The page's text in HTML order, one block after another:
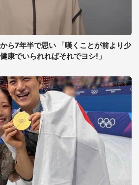
ら7年半で思い 「嘆くことが前より少
康でいられればそれでヨシ!」